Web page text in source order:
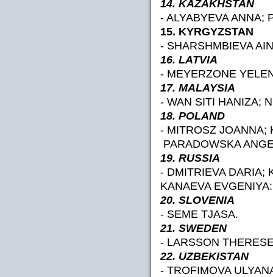
14. KAZAKHSTAN
- ALYABYEVA ANNA;
15. KYRGYZSTAN
- SHARSHMBIEVA
16. LATVIA
- MEYERZONE
17. MALAYSIA
- WAN SITI HANIZA;
18. POLAND
- MITROSZ JOANNA;
PARADOWSKA
19. RUSSIA
- DMITRIEVA DARIA;
KANAEVA EVGENIYA:
20. SLOVENIA
- SEME TJASA.
21. SWEDEN
- LARSSON
22. UZBEKISTAN
- TROFIMOVA